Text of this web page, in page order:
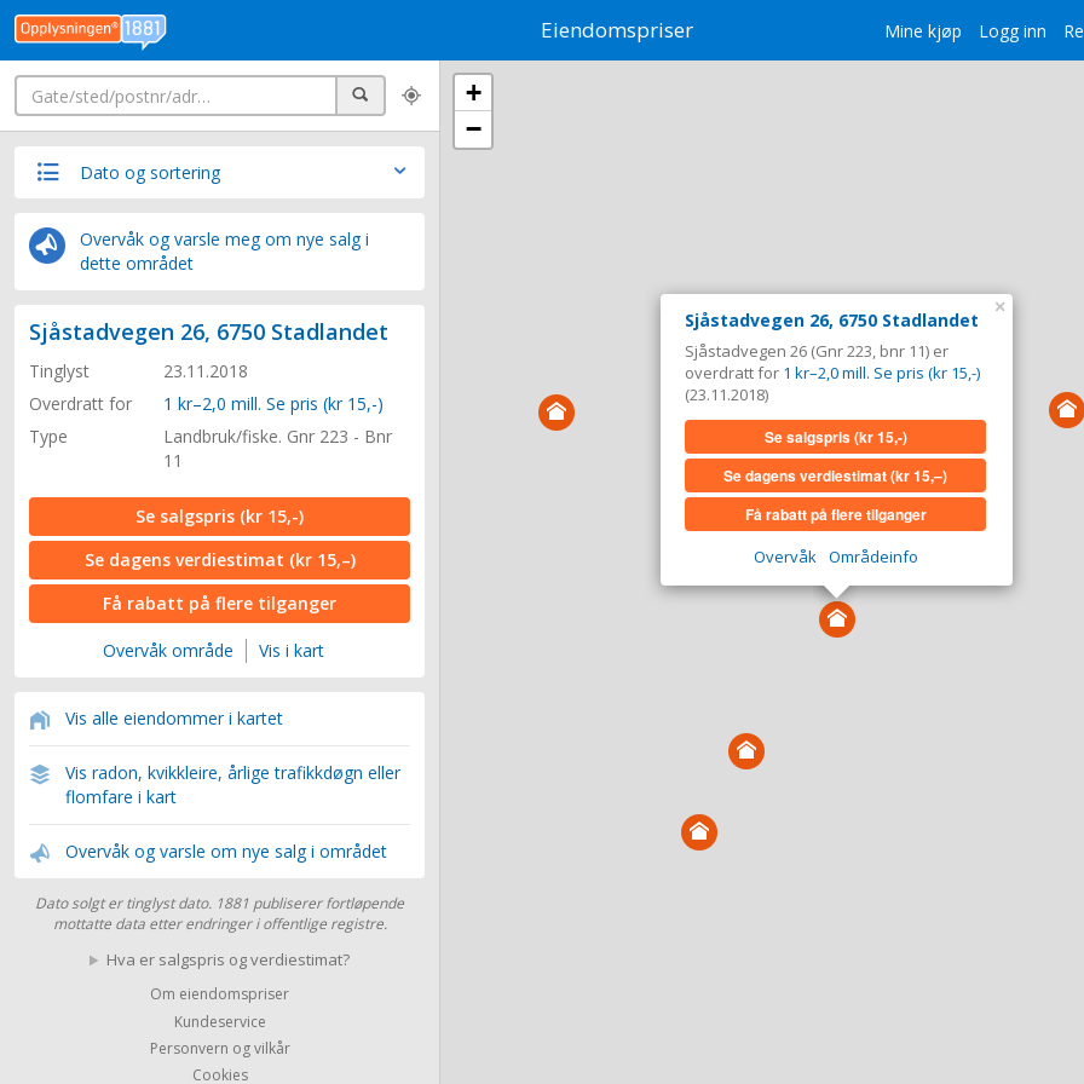
Mine kjøp Logg inn
Eiendomspriser
Søk
Dato og sortering
Overvåk og varsle meg om nye salg i
dette området
Sjåstadvegen 26, 6750 Stadlandet
Tinglyst
23.11.2018
Overdratt for
1 kr–2,0 mill. Se pris (kr 15,-)
Type
Landbruk/fiske. Gnr 223 - Bnr
11
Se salgspris (kr 15,-)
Se dagens verdiestimat (kr 15,–)
Få rabatt på flere tilganger
Overvåk område Vis i kart
Vis alle eiendommer i kartet
Vis radon, kvikkleire, årlige trafikkdøgn eller
flomfare i kart
Overvåk og varsle om nye salg i området
Dato solgt er tinglyst dato. 1881 publiserer fortløpende
mottatte data etter endringer i offentlige registre.
Hva er salgspris og verdiestimat?
Om eiendomspriser
Kundeservice
Personvern og vilkår
Cookies
Sjåstadvegen 26, 6750 Stadlandet
Sjåstadvegen 26 (Gnr 223, bnr 11) er
overdratt for 1 kr–2,0 mill. Se pris (kr 15,-)
(23.11.2018)
Se salgspris(kr 15,-)
Se dagens verdiestimat(kr 15,–)
Få rabatt på flere tilganger
Overvåk Områdeinfo
×
+
−